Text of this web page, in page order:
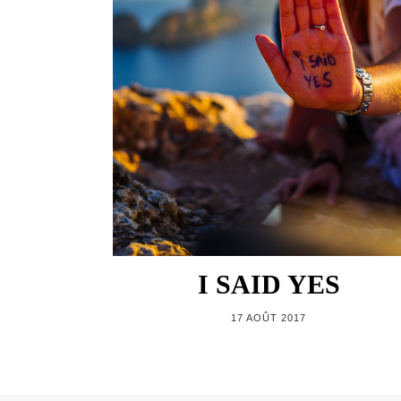
I SAID YES
17 AOÛT 2017